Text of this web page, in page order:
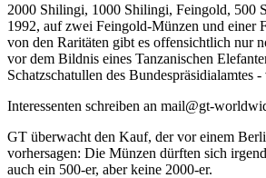
2000 Shilingi, 1000 Shilingi, Feingold, 500
1992, auf zwei Feingold-Münzen und einer
von den Raritäten gibt es offensichtlich nur
vor dem Bildnis eines Tanzanischen
Schatzschatullen des
Interessenten schreiben an mail@gt-
GT überwacht den Kauf, der vor einem
vorhersagen: Die Münzen dürften sich
auch ein 500-er, aber keine 2000-er.